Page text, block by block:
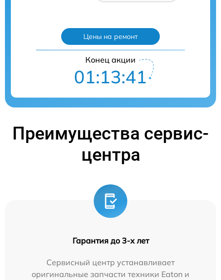
Цены на ремонт
Конец акции
01:13:41
Преимущества сервис-
центра
Гарантия до 3-х лет
Сервисный центр устанавливает
оригинальные запчасти техники Eaton и